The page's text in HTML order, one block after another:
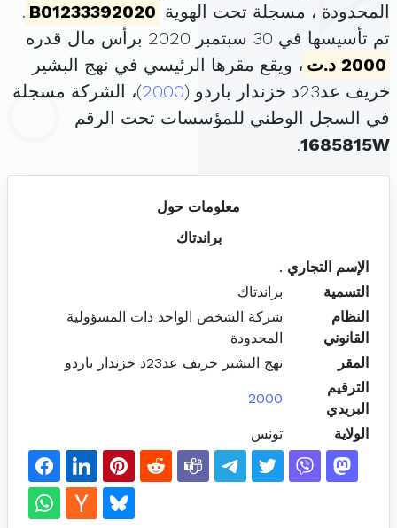
المحدودة ، مسجلة تحت الهوية B01233392020
.
تم تأسيسها في 30 سبتمبر 2020 برأس مال قدره
2000 د.ت
، ويقع مقرها الرئيسي في نهج البشير
خريف عد23د خزندار باردو (
2000)، الشركة مسجلة
في السجل الوطني للمؤسسات تحت الرقم
1685815W
.
معلومات حول
براندتاك
الإسم التجاري .
التسمية
براندتاك
النظام
القانوني
شركة الشخص الواحد ذات المسؤولية
المحدودة
المقر
نهج البشير خريف عد23د خزندار باردو
الترقيم
البريدي
2000
الولاية تونس